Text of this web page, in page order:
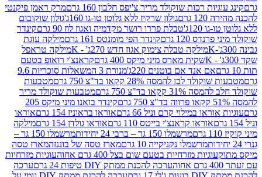
רכות שוקולד מריר צ'יפס חלבון 160 גרם
מרק ראמן פיקנטי
גרם
גולון שרקיז ללא גלוטן טו-גו 160ג'
גולון שוקובום
120ג'
טבלת פררו רושר מקדמיה ואגוז לוז 90 גרם
קינדר
120 גרם
קינדר הפי מומנטס 161 גרם
מילקה עוגת
מילקה טבלה צימוק אגוז חדש 270ג' - K
מילקה טראפל
שקית מארס מיני מיקס 400 גרם
קראנצ'י רואופ בטעם
אם אנד אם בוטנים 220ג'
מנורת 3 המשאלות סוכריות 9.6
לבן להמסה 28% קקאו בד"צ 750 גרם
מטבעות
קקאו בד"צ 750 גרם
מטבעות שוקולד מריר
קינדר בואנו מיני מיקס 205
במילוי קרם וניל 66 גרם
אוראו בראוניז 154 גרם
אוראו
אוראו קראנצ'י בייטס 110 גרם
אוראו גולדן 154 גרם
מילקה
מרשמלו 150 גר – ברבי 24 יחידות
מרשמלו 150 גר –
מרשמלו נקניקייה 10 גרם
מארז טסה של בוננזהמארז טסה
עוגיות מזרחיות בטעם שום בצל 400 גרם אחוה
עוגיות מזרחיות
ערכה להכנת ממתק DIY טיפות 24 גרם
ערכה